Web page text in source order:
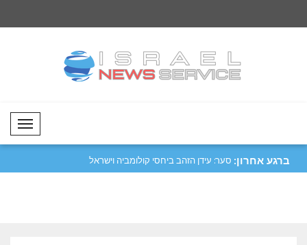
Mobil Menü
ברגע אחרון: סער: עידן הזהב ביחסי קולומביה וישראל בשוקי המט"ח..